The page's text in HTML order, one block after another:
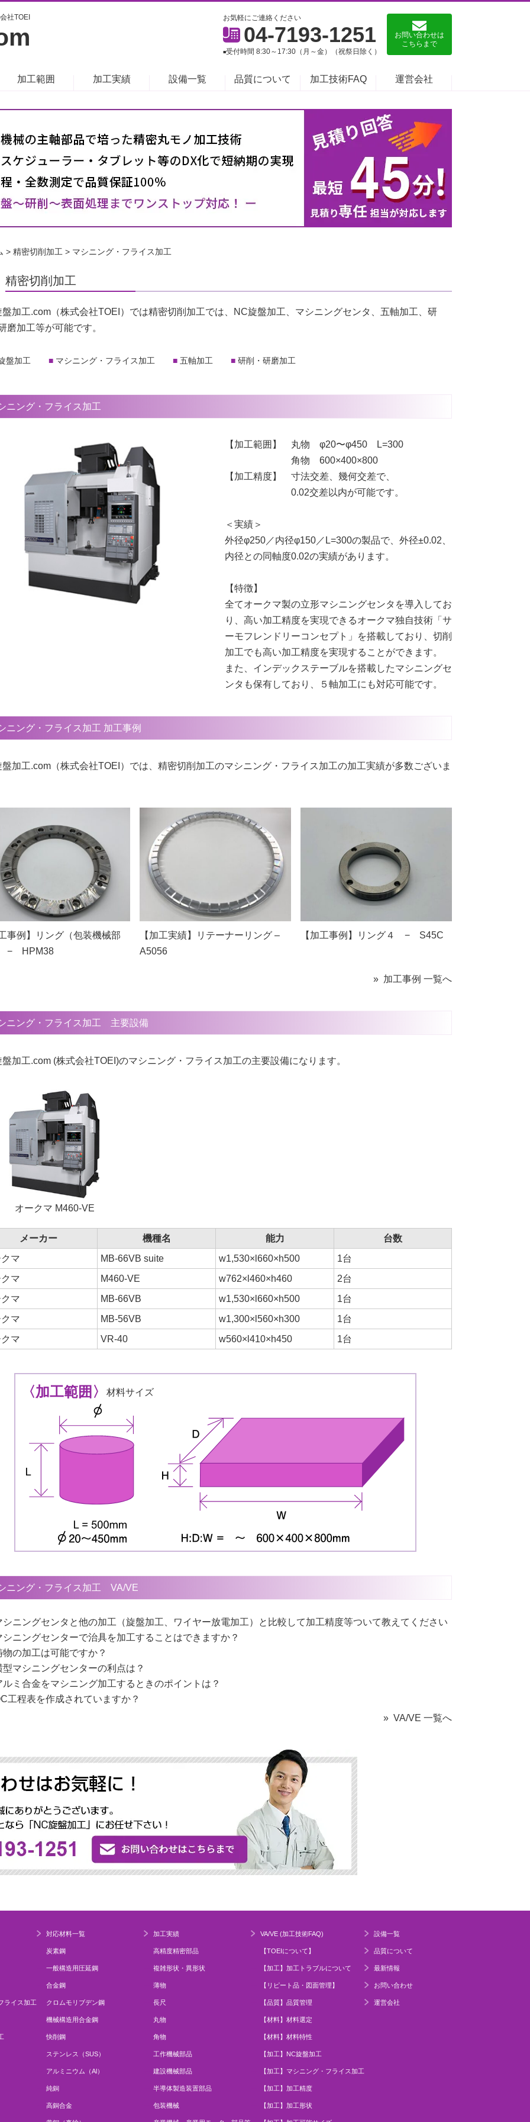
社TOEI お気軽にご連絡ください
04-7193-1251
■受付時間 8:30～17:30（月～金）（祝祭日除く）
お問い合わせは
こちらまで
加工範囲 加工実績 設備一覧 品質について 加工技術FAQ 運営会社
> 精密切削加工 > マシニング・フライス加工
精密切削加工
加工.com（株式会社TOEI）では精密切削加工では、NC旋盤加工、マシニングセンタ、五軸加工、研
磨加工等が可能です。
盤加工 マシニング・フライス加工 五軸加工 研削・研磨加工
ニング・フライス加工
【加工範囲】 丸物 φ20〜φ450 L=300
角物 600×400×800
【加工精度】 寸法交差、幾何交差で、
0.02交差以内が可能です。
＜実績＞
外径φ250／内径φ150／L=300の製品で、外径±0.02、
内径との同軸度0.02の実績があります。
【特徴】
全てオークマ製の立形マシニングセンタを導入してお
り、高い加工精度を実現できるオークマ独自技術「サ
ーモフレンドリーコンセプト」を搭載しており、切削
加工でも高い加工精度を実現することができます。
また、インデックステーブルを搭載したマシニングセ
ンタも保有しており、５軸加工にも対応可能です。
ニング・フライス加工 加工事例
加工.com（株式会社TOEI）では、精密切削加工のマシニング・フライス加工の加工実績が多数ございま
事例】リング（包装機械部
− HPM38
【加工実績】リテーナーリング –
A5056
【加工事例】リング４ − S45C
» 加工事例 一覧へ
ニング・フライス加工 主要設備
加工.com (株式会社TOEI)のマシニング・フライス加工の主要設備になります。
オークマ M460-VE
メーカー 機種名 能力
台数
マ
MB-66VB suite w1,530×l660×h500
1台
マ
M460-VE w762×l460×h460
2台
マ
MB-66VB w1,530×l660×h500
1台
マ
MB-56VB w1,300×l560×h300
1台
マ
VR-40 w560×l410×h450 1台
〈加工範囲〉 材料サイズ
ニング・フライス加工 VA/VE
シニングセンタと他の加工（旋盤加工、ワイヤー放電加工）と比較して加工精度等ついて教えてください
シニングセンターで治具を加工することはできますか？
物の加工は可能ですか？
型マシニングセンターの利点は？
ルミ合金をマシニング加工するときのポイントは？
工程表を作成されていますか？
» VA/VE 一覧へ
ライス加工
対応材料一覧
炭素鋼
一般構造用圧延鋼
合金鋼
クロムモリブデン鋼
機械構造用合金鋼
快削鋼
ステンレス（SUS）
アルミニウム（Al）
純銅
高銅合金
加工実績
高精度精密部品
複雑形状・異形状
薄物
長尺
丸物
角物
工作機械部品
建設機械部品
半導体製造装置部品
包装機械
VA/VE (加工技術FAQ)
【TOEIについて】
【加工】加工トラブルについて
【リピート品・図面管理】
【品質】品質管理
【材料】材料選定
【材料】材料特性
【加工】NC旋盤加工
【加工】マシニング・フライス加工
【加工】加工精度
【加工】加工形状
設備一覧
品質について
最新情報
お問い合わせ
運営会社